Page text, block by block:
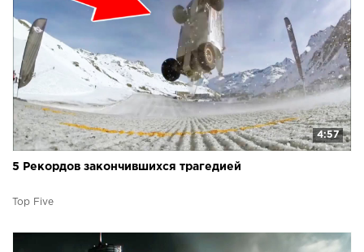
4:57
5 Рекордов закончившихся трагедией
Top Five